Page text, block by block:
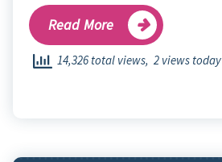
Read More
14,326 total views, 2 views today